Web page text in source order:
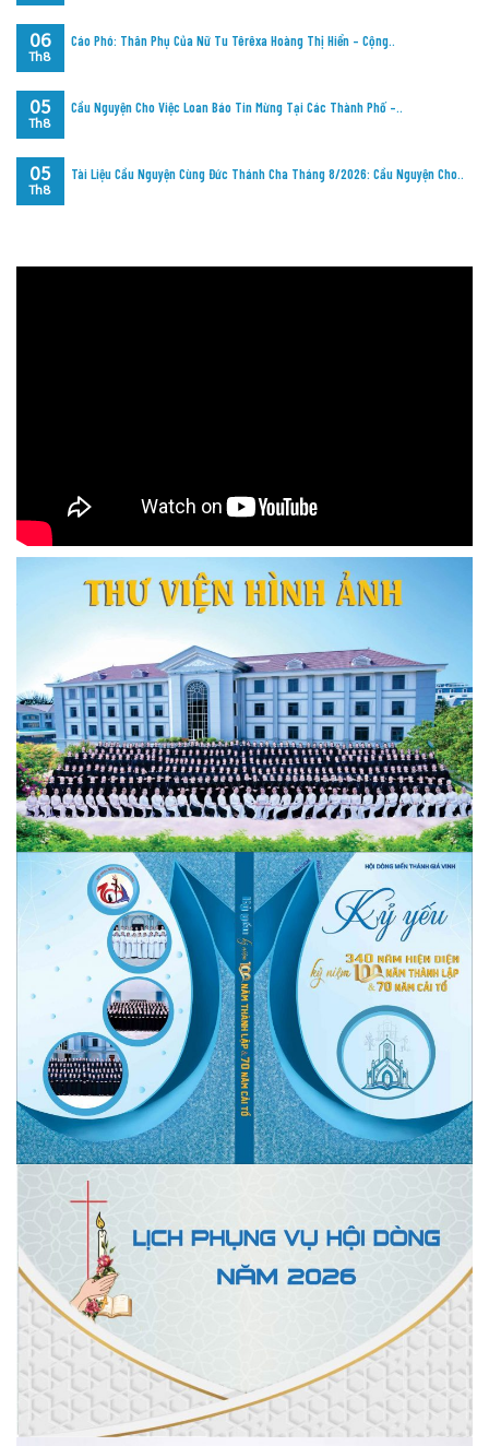
Cáo Phó: Thân Phụ Của Nữ Tu Têrêxa Hoàng Thị Hiển – Cộng..
06
Th8
Cầu Nguyện Cho Việc Loan Báo Tin Mừng Tại Các Thành Phố –..
05
Th8
Tài Liệu Cầu Nguyện Cùng Đức Thánh Cha Tháng 8/2026: Cầu Nguyện Cho..
05
Th8